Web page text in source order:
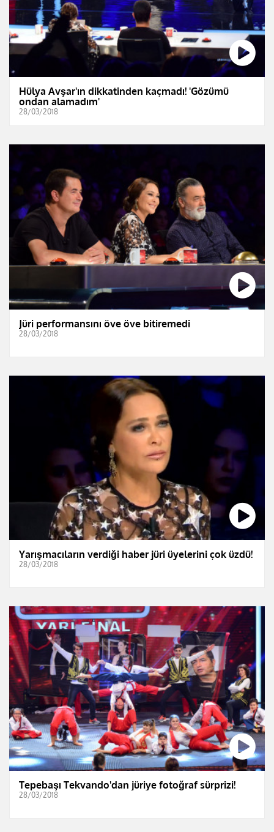
Hülya Avşar'ın dikkatinden kaçmadı! 'Gözümü
ondan alamadım'
28/03/2018
Jüri performansını öve öve bitiremedi
28/03/2018
Yarışmacıların verdiği haber jüri üyelerini çok üzdü!
28/03/2018
Tepebaşı Tekvando'dan jüriye fotoğraf sürprizi!
28/03/2018